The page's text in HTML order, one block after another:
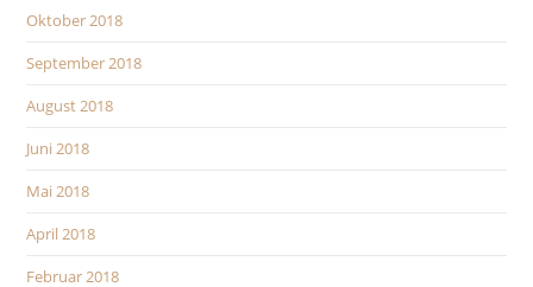
Oktober 2018
September 2018
August 2018
Juni 2018
Mai 2018
April 2018
Februar 2018